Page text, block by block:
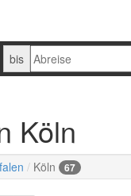
Abreise
bis
Köln
Köln 67